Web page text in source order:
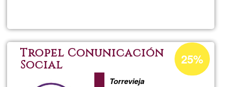
de
Carta
Tropel Conunicación
Social
Torrevieja
Porcentaje
de
aceptación
25%